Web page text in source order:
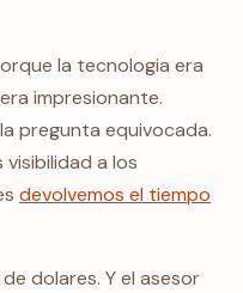
la tecnologia era
impresionante.
pregunta equivocada.
visibilidad a los
devolvemos el tiempo
dolares. Y el asesor